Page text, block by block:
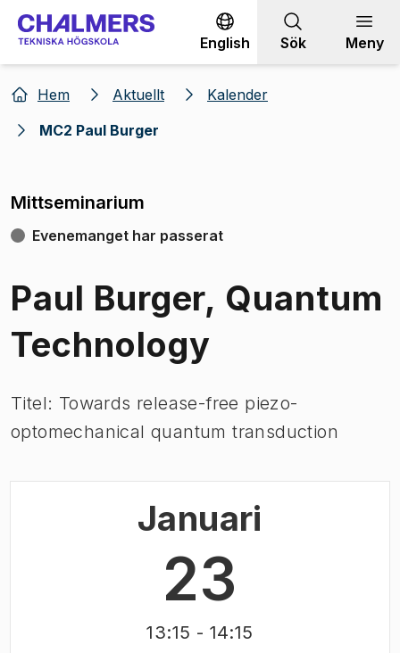
Gå till innehållet
English Sök Meny
Hem Aktuellt
Kalender
MC2 Paul Burger
Mittseminarium
Evenemanget har passerat
Paul Burger, Quantum
Technology
Titel: Towards release-free piezo-
optomechanical quantum transduction
Januari
23
13:15 - 14:15